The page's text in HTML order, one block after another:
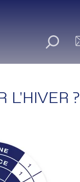
L'HIVER ?